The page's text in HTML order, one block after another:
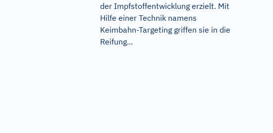
der Impfstoffentwicklung erzielt. Mit
Hilfe einer Technik namens
Keimbahn-Targeting griffen sie in die
Reifung...